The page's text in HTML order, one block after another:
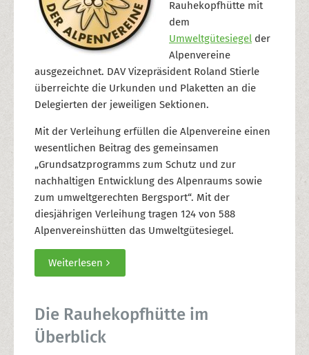
Rauhekopfhütte mit
dem
Umweltgütesiegel der
Alpenvereine
ausgezeichnet. DAV Vizepräsident Roland Stierle
überreichte die Urkunden und Plaketten an die
Delegierten der jeweiligen Sektionen.
Mit der Verleihung erfüllen die Alpenvereine einen
wesentlichen Beitrag des gemeinsamen
„Grundsatzprogramms zum Schutz und zur
nachhaltigen Entwicklung des Alpenraums sowie
zum umweltgerechten Bergsport“. Mit der
diesjährigen Verleihung tragen 124 von 588
Alpenvereinshütten das Umweltgütesiegel.
Weiterlesen
Die Rauhekopfhütte im
Überblick